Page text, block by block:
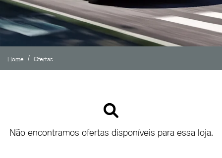
Home Ofertas
Não encontramos ofertas disponíveis para essa loja.